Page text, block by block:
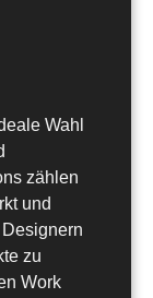
Wahl
zählen
und
zu
Work